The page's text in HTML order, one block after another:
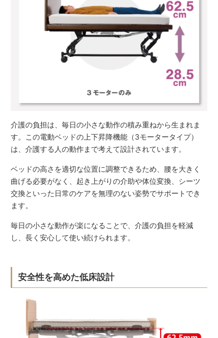
介護の負担は、毎日の小さな動作の積み重ねから生まれま
す。この電動ベッドの上下昇降機能（3モータータイプ）
は、介護する人の動作まで考えて設計されています。
ベッドの高さを適切な位置に調整できるため、腰を大きく
曲げる必要がなく、起き上がりの介助や体位変換、シーツ
交換といった日常のケアを無理のない姿勢でサポートでき
ます。
毎日の小さな動作が楽になることで、介護の負担を軽減
し、長く安心して使い続けられます。
安全性を高めた低床設計